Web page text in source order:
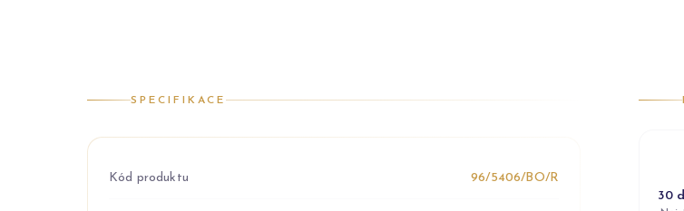
SPECIFIKACE
Kód produktu 96/5406/BO/R
30